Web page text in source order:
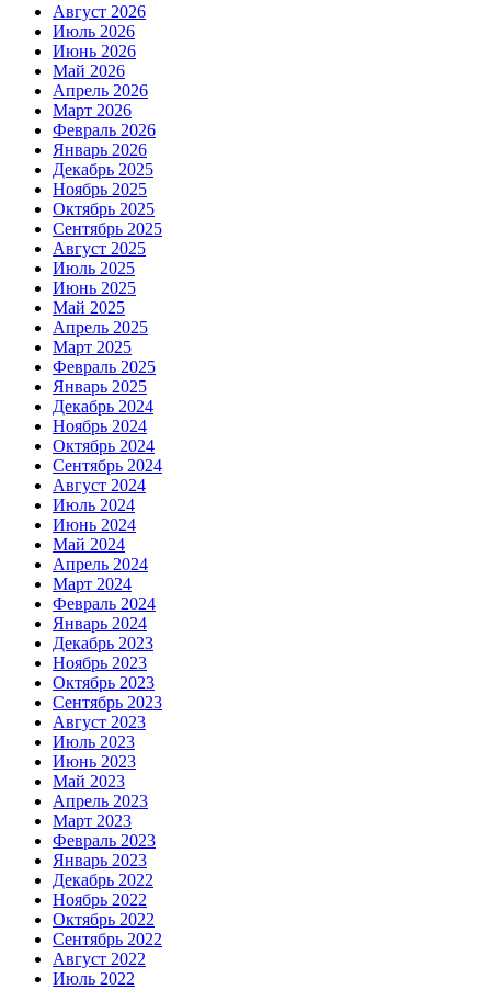
Август 2026
Июль 2026
Июнь 2026
Май 2026
Апрель 2026
Март 2026
Февраль 2026
Январь 2026
Декабрь 2025
Ноябрь 2025
Октябрь 2025
Сентябрь 2025
Август 2025
Июль 2025
Июнь 2025
Май 2025
Апрель 2025
Март 2025
Февраль 2025
Январь 2025
Декабрь 2024
Ноябрь 2024
Октябрь 2024
Сентябрь 2024
Август 2024
Июль 2024
Июнь 2024
Май 2024
Апрель 2024
Март 2024
Февраль 2024
Январь 2024
Декабрь 2023
Ноябрь 2023
Октябрь 2023
Сентябрь 2023
Август 2023
Июль 2023
Июнь 2023
Май 2023
Апрель 2023
Март 2023
Февраль 2023
Январь 2023
Декабрь 2022
Ноябрь 2022
Октябрь 2022
Сентябрь 2022
Август 2022
Июль 2022